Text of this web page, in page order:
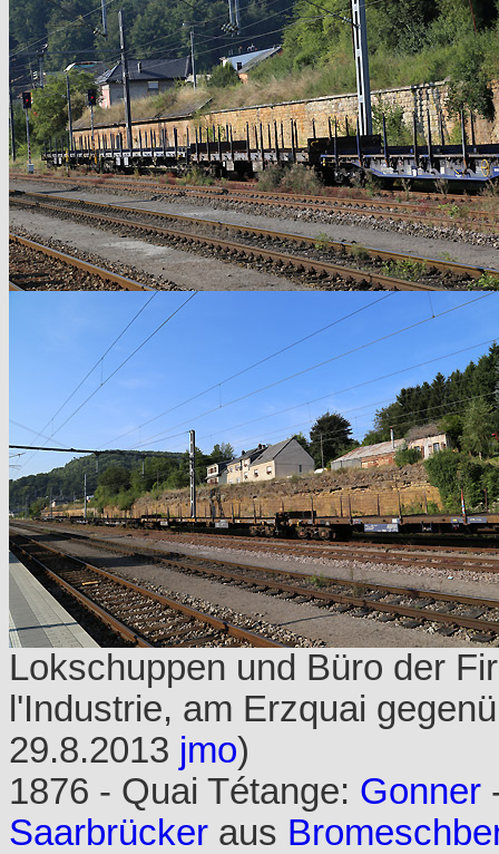
Lokschuppen und Büro der
l'Industrie, am Erzquai
29.8.2013 jmo)
1876 - Quai Tétange: Gonner
Saarbrücker aus